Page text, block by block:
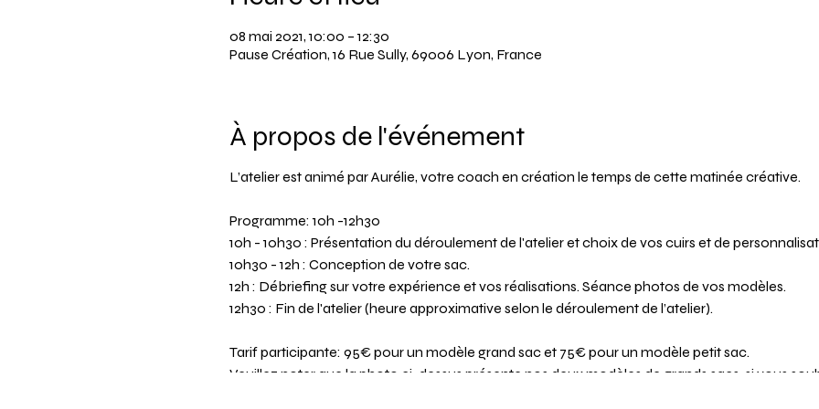
08 mai 2021, 10:00 – 12:30
Pause Création, 16 Rue Sully, 69006 Lyon, France
À propos de l'événement
L’atelier est animé par Aurélie, votre coach en création le temps de cette matinée créative.
Programme: 10h -12h30
10h - 10h30 : Présentation du déroulement de l'atelier et choix de vos cuirs et de
10h30 - 12h : Conception de votre sac.
12h : Débriefing sur votre expérience et vos réalisations. Séance photos de vos modèles.
12h30 : Fin de l'atelier (heure approximative selon le déroulement de l’atelier).
Tarif participante: 95€ pour un modèle grand sac et 75€ pour un modèle petit sac.
Veuillez noter que la photo ci-dessus présente nos deux modèles de grands sacs, si vous